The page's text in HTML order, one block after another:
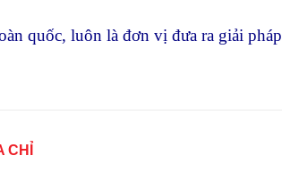
quốc, luôn là đơn vị đưa ra giải pháp
CHỈ